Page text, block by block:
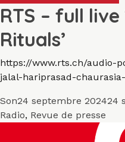
RTS – full live
Rituals’
https://www.rts.ch/audio-
jalal-hariprasad-
Format
SonPublié
le
24 septembre 202424
Radio, Revue de presse